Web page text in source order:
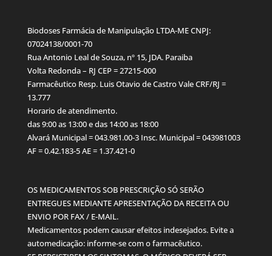
Biodoses Farmácia de Manipulação LTDA-ME CNPJ:
07024138/0001-70
Rua Antonio Leal de Souza, nº 15, JDA. Paraiba
Volta Redonda – RJ CEP = 27215-000
Farmacêutico Resp. Luis Otavio de Castro Vale CRF/RJ =
13.777
Horario de atendimento.
das 9:00 as 13:00 e das 14:00 as 18:00
Alvará Municipal = 043.981.00-3 Insc. Municipal = 043981003
AF = 0.42.183-5 AE = 1.37.421-0
OS MEDICAMENTOS SOB PRESCRIÇÃO SÓ SERÃO
ENTREGUES MEDIANTE APRESENTAÇÃO DA RECEITA OU
ENVIO POR FAX / E-MAIL.
Medicamentos podem causar efeitos indesejados. Evite a
automedicação: informe-se com o farmacêutico.